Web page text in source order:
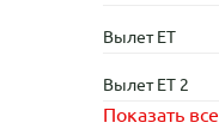
Вылет ET
Вылет ET 2
Показать все